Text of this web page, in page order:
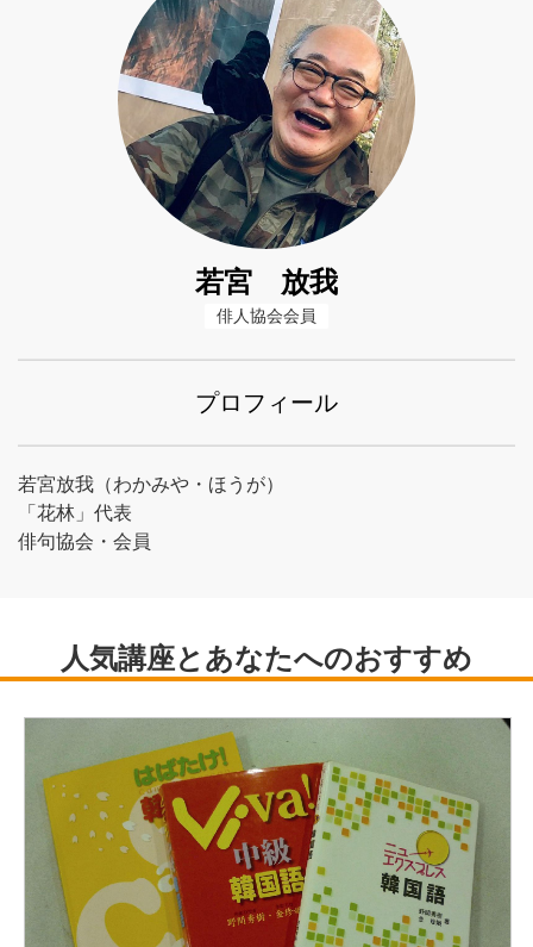
若宮 放我
俳人協会会員
プロフィール
若宮放我（わかみや・ほうが）
「花林」代表
俳句協会・会員